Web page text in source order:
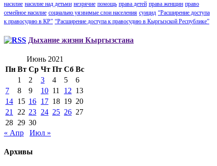
насилие насилие над детьми незрячие помощь права детей права женщин право
семейное насилие социально уязвимые слои населения суицид “Расширение доступа
к правосудию в КР” “Расширение доступа к правосудию в Кыргызской Республике”
Дыхание жизни Кыргызстана
Июнь 2021
Пн Вт Ср Чт Пт Сб Вс
1
2 3 4 5
6
7
8 9 10 11 12 13
14 15 16 17 18 19 20
21
22 23 24 25 26 27
28 29 30
« Апр
Июл »
Архивы